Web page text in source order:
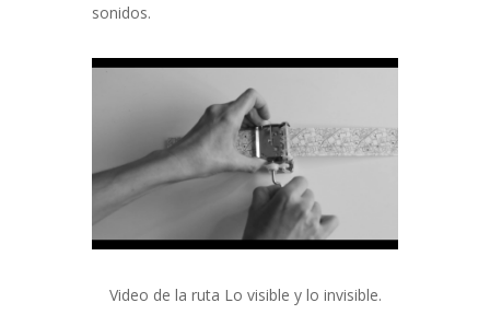
sonidos.
Video de la ruta Lo visible y lo invisible.